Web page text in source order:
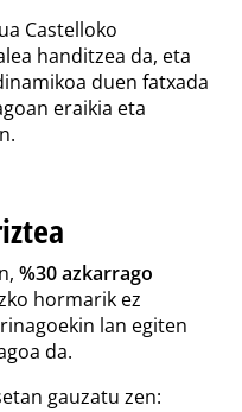
Castelloko
handitzea da, eta
duen fatxada
eraikia eta
%30 azkarrago
hormarik ez
lan egiten
da.
gauzatu zen: